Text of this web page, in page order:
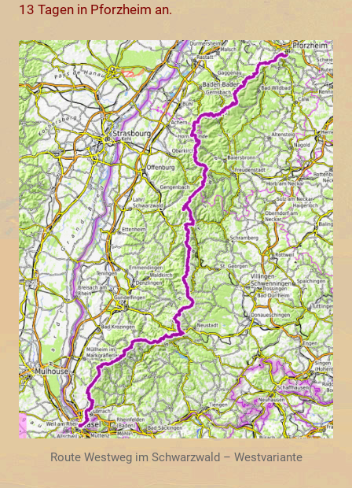
13 Tagen in Pforzheim an.
Route Westweg im Schwarzwald – Westvariante